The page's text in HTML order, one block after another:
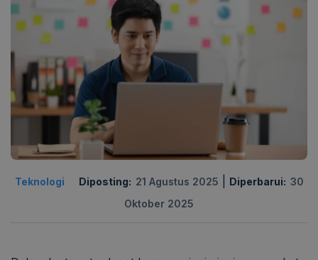
Teknologi Diposting: 21 Agustus 2025 Diperbarui: 30
Oktober 2025